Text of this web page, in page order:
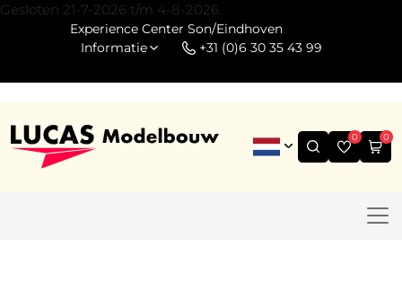
Gesloten 21-7-2026 t/m 4-8-2026.
Experience Center Son/Eindhoven
Informatie
+31 (0)6 30 35 43 99
0 0